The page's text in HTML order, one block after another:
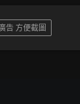
告 方便截圖